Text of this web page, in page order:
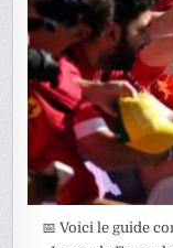
📅 Voici le guide